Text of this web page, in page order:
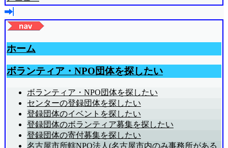
ホーム
ボランティア・NPO団体を探したい
ボランティア・NPO団体を探したい
センターの登録団体を探したい
登録団体のイベントを探したい
登録団体のボランティア募集を探したい
登録団体の寄付募集を探したい
名古屋市所轄NPO法人(名古屋市内のみ事務所がある